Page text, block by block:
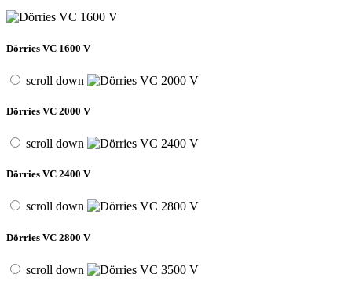
Dörries VC 1600 V
scroll down
Dörries VC 2000 V
scroll down
Dörries VC 2400 V
scroll down
Dörries VC 2800 V
scroll down